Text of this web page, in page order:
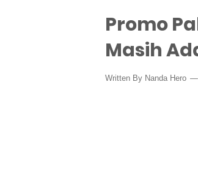
Promo
Masih
Written By Nanda Hero